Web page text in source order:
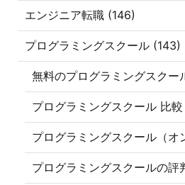
エンジニア転職 (146)
プログラミングスクール (143)
無料のプログラミングスクー
プログラミングスクール 比
プログラミングスクール（オ
プログラミングスクールの評